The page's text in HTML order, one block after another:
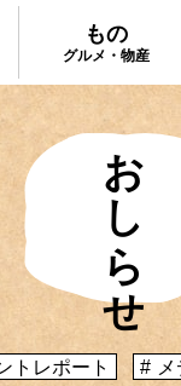
もの
グルメ・物産
いたこともみたことも
に、大川村へ来るため
おしらせ
トレポート